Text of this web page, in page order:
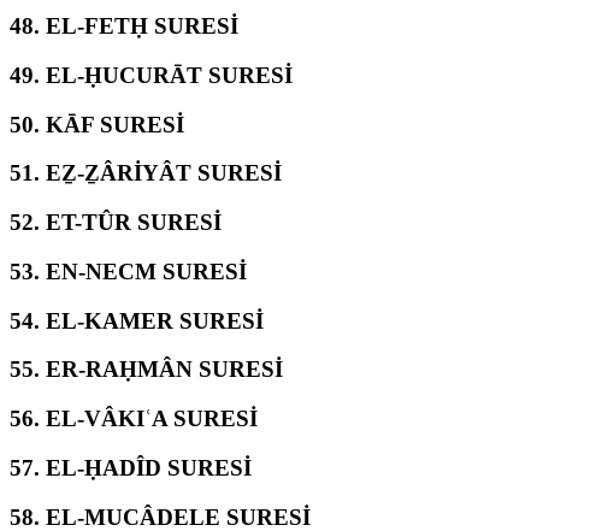
48. EL-FETḤ SURESİ
49. EL-ḤUCURĀT SURESİ
50. KĀF SURESİ
51. EẔ-ẔÂRİYÂT SURESİ
52. ET-TÛR SURESİ
53. EN-NECM SURESİ
54. EL-KAMER SURESİ
55. ER-RAḤMÂN SURESİ
56. EL-VÂKIʿA SURESİ
57. EL-ḤADÎD SURESİ
58. EL-MUCÂDELE SURESİ